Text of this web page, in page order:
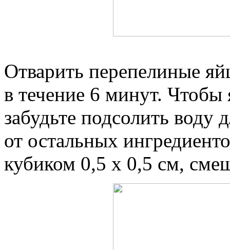
Отварить перепелиные
в течение 6 минут.
забудьте подсолить воду
от остальных
кубиком 0,5 х 0,5 см,